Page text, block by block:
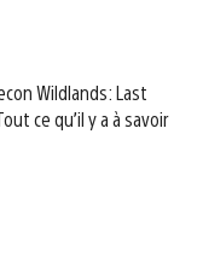
Wildlands: Last
ce qu’il y a à savoir